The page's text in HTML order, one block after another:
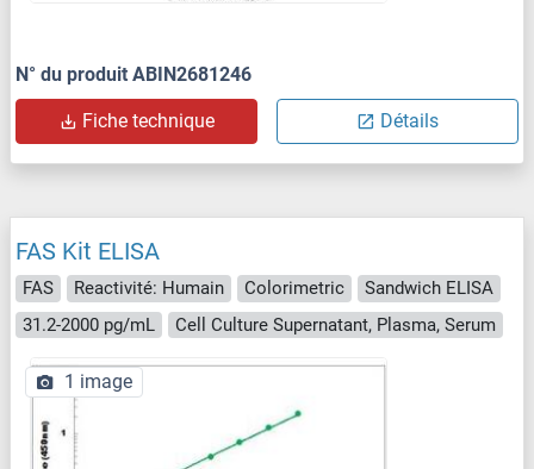
N° du produit ABIN2681246
Fiche technique Détails
FAS Kit ELISA
FAS Reactivité: Humain Colorimetric
Sandwich ELISA
31.2-2000 pg/mL
Cell Culture Supernatant, Plasma, Serum
1 image